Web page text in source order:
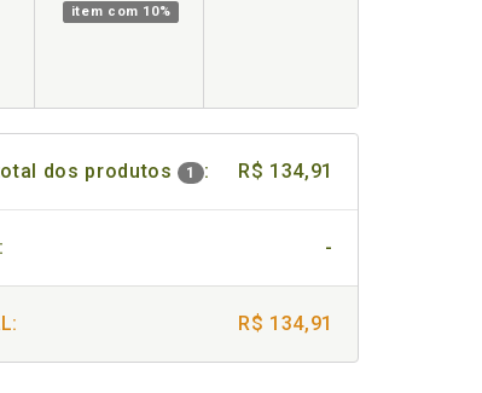
item com 10%
dos produtos 1 : R$ 134,91
-
R$ 134,91